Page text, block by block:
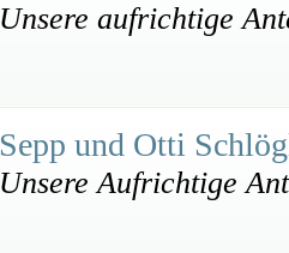
Unsere aufrichtige
Sepp und Otti
Unsere Aufrichtige